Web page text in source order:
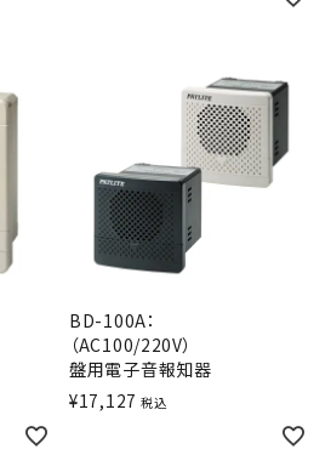
BD-100A：
（AC100/220V）
盤用電子音報知器
¥17,127 税込